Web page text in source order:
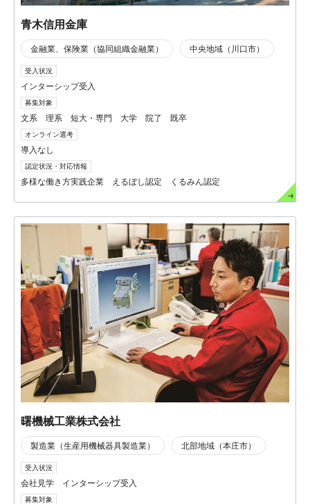
青木信用金庫
金融業、保険業（協同組織金融業） 中央地域（川口市）
受入状況
インターシップ受入
募集対象
文系 理系 短大・専門 大学 院了 既卒
オンライン選考
導入なし
認定状況・対応情報
多様な働き方実践企業 えるぼし認定 くるみん認定
曙機械工業株式会社
製造業（生産用機械器具製造業） 北部地域（本庄市）
受入状況
会社見学 インターシップ受入
募集対象